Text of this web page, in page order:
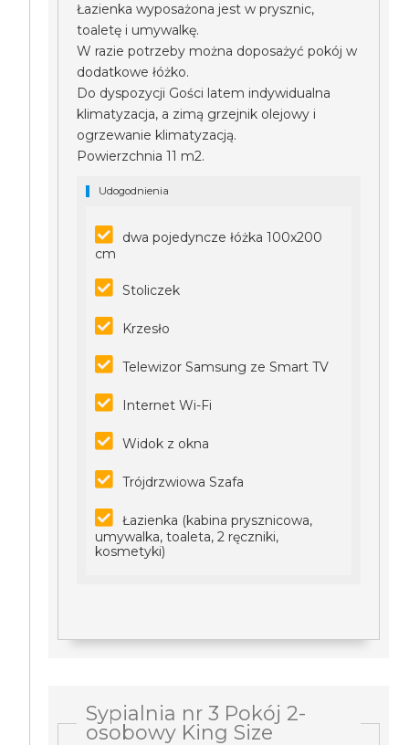
Łazienka wyposażona jest w prysznic,
toaletę i umywalkę.
W razie potrzeby można doposażyć pokój w
dodatkowe łóżko.
Do dyspozycji Gości latem indywidualna
klimatyzacja, a zimą grzejnik olejowy i
ogrzewanie klimatyzacją.
Powierzchnia 11 m2.
Udogodnienia
dwa pojedyncze łóżka 100x200
cm
Stoliczek
Krzesło
Telewizor Samsung ze Smart TV
Internet Wi-Fi
Widok z okna
Trójdrzwiowa Szafa
Łazienka (kabina prysznicowa,
umywalka, toaleta, 2 ręczniki,
kosmetyki)
Sypialnia nr 3 Pokój 2-
osobowy King Size